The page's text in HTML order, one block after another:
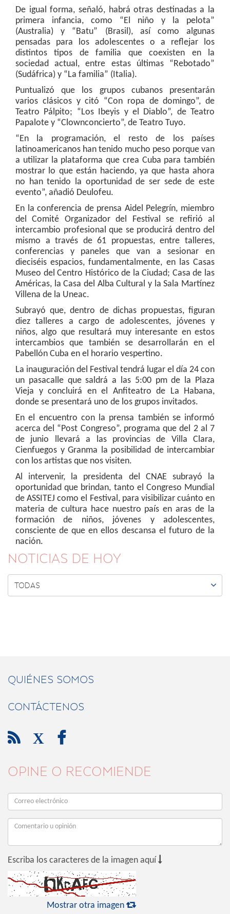
De igual forma, señaló, habrá otras destinadas a la
primera infancia, como “El niño y la pelota”
(Australia) y “Batu” (Brasil), así como algunas
pensadas para los adolescentes o a reflejar los
distintos tipos de familia que coexisten en la
sociedad actual, entre estas últimas “Rebotado”
(Sudáfrica) y “La familia” (Italia).
Puntualizó que los grupos cubanos presentarán
varios clásicos y citó “Con ropa de domingo”, de
Teatro Pálpito; “Los Ibeyis y el Diablo”, de Teatro
Papalote y “Clownconcierto”, de Teatro Tuyo.
“En la programación, el resto de los países
latinoamericanos han tenido mucho peso porque van
a utilizar la plataforma que crea Cuba para también
mostrar lo que están haciendo, ya que hasta ahora
no han tenido la oportunidad de ser sede de este
evento”, añadió Deulofeu.
En la conferencia de prensa Aidel Pelegrín, miembro
del Comité Organizador del Festival se refirió al
intercambio profesional que se producirá dentro del
mismo a través de 61 propuestas, entre talleres,
conferencias y paneles que van a sesionar en
dieciséis espacios, fundamentalmente, en las Casas
Museo del Centro Histórico de la Ciudad; Casa de las
Américas, la Casa del Alba Cultural y la Sala Martínez
Villena de la Uneac.
Subrayó que, dentro de dichas propuestas, figuran
diez talleres a cargo de adolescentes, jóvenes y
niños, algo que resultará muy interesante en estos
intercambios que también se desarrollarán en el
Pabellón Cuba en el horario vespertino.
La inauguración del Festival tendrá lugar el día 24 con
un pasacalle que saldrá a las 5:00 pm de la Plaza
Vieja y concluirá en el Anfiteatro de La Habana,
donde se presentará uno de los grupos invitados.
En el encuentro con la prensa también se informó
acerca del “Post Congreso”, programa que del 2 al 7
de junio llevará a las provincias de Villa Clara,
Cienfuegos y Granma la posibilidad de intercambiar
con los artistas que nos visiten.
Al intervenir, la presidenta del CNAE subrayó la
oportunidad que brindan, tanto el Congreso Mundial
de ASSITEJ como el Festival, para visibilizar cuánto en
materia de cultura hace nuestro país en aras de la
formación de niños, jóvenes y adolescentes,
consciente de que en ellos descansa el futuro de la
nación.
NOTICIAS DE HOY
TODAS 
QUIÉNES SOMOS
CONTÁCTENOS
 X 
OPINE O RECOMIENDE
Escriba los caracteres de la imagen aquí 
Mostrar otra imagen 